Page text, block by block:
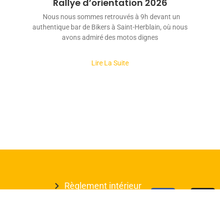
Rallye d’orientation 2026
Nous nous sommes retrouvés à 9h devant un
authentique bar de Bikers à Saint-Herblain, où nous
avons admiré des motos dignes
Lire La Suite
Règlement intérieur
F
I